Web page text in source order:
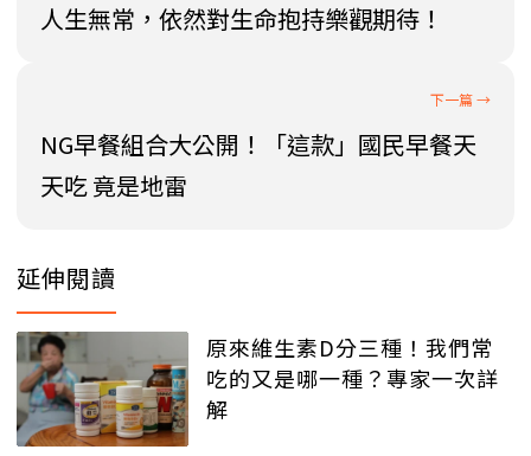
人生無常，依然對生命抱持樂觀期待！
NG早餐組合大公開！「這款」國民早餐天
天吃 竟是地雷
延伸閱讀
原來維生素D分三種！我們常
吃的又是哪一種？專家一次詳
解